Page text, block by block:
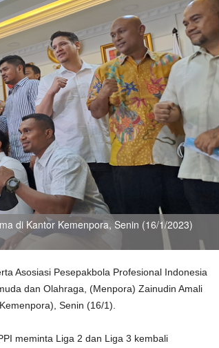
di Kantor Kemenpora, Senin (16/1/2023)
Asosiasi Pesepakbola Profesional Indonesia
dan Olahraga, (Menpora) Zainudin Amali
Senin (16/1).
meminta Liga 2 dan Liga 3 kembali